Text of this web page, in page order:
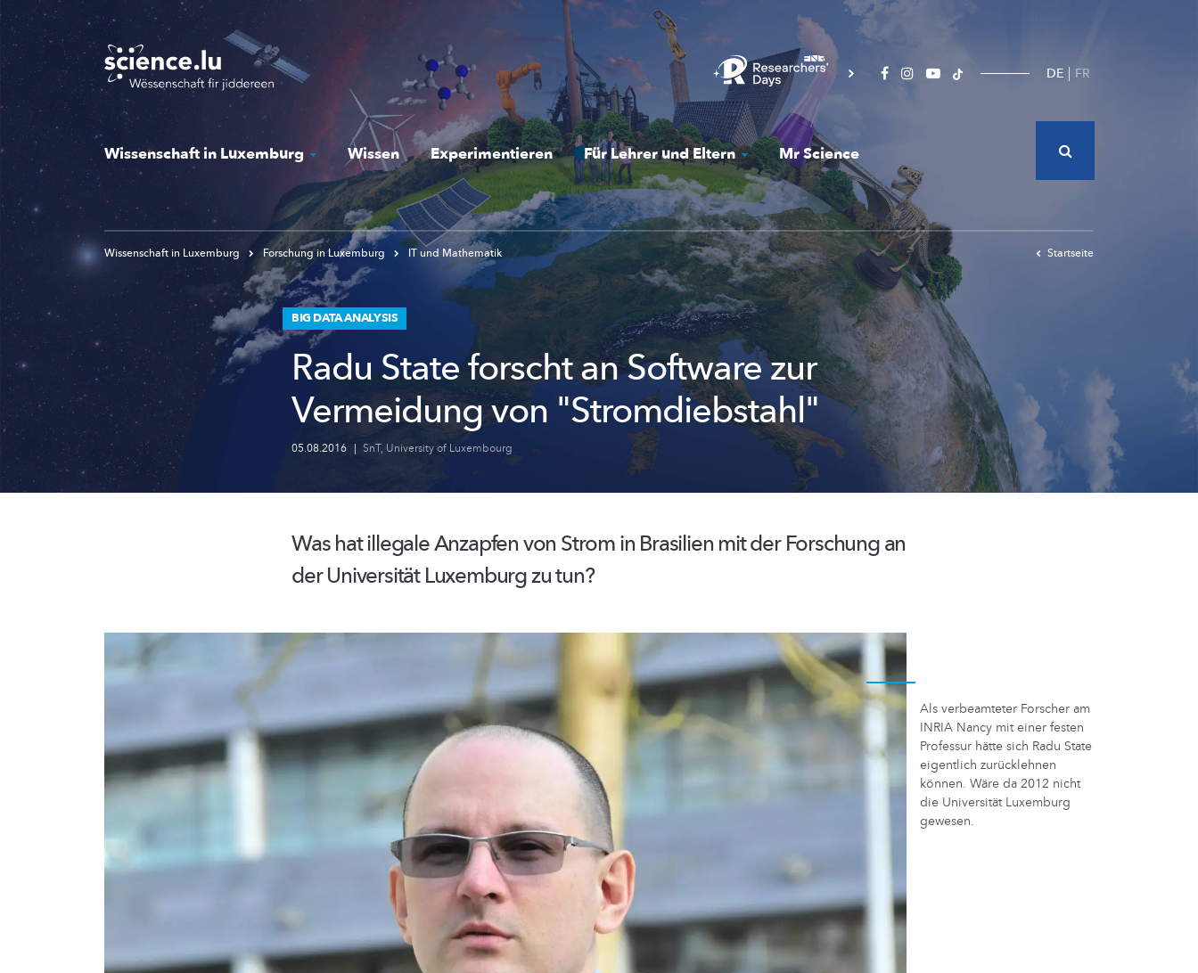
Skip
to
main
content
DE FR
Wissenschaft in Luxemburg Wissen Experimentieren Für Lehrer und Eltern Mr Science
Wissenschaft in Luxemburg Forschung in Luxemburg IT und Mathematik Startseite
BIG DATA ANALYSIS
Radu State forscht an Software zur
Vermeidung von "Stromdiebstahl"
05.08.2016 | SnT, University of Luxembourg
Was hat illegale Anzapfen von Strom in Brasilien mit der Forschung an
der Universität Luxemburg zu tun?
Als verbeamteter Forscher am
INRIA Nancy mit einer festen
Professur hätte sich Radu State
eigentlich zurücklehnen
können. Wäre da 2012 nicht
die Universität Luxemburg
gewesen.